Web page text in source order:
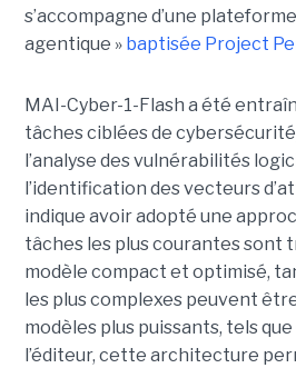
s’accompagne d’une
agentique » baptisée Project
MAI-Cyber-1-Flash a été
tâches ciblées de
l’analyse des vulnérabilités
l’identification des vecteurs
indique avoir adopté une
tâches les plus courantes sont
modèle compact et optimisé,
les plus complexes peuvent
modèles plus puissants, tels que
l’éditeur, cette architecture